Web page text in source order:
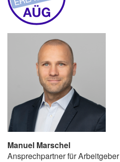
Manuel Marschel
Ansprechpartner für Arbeitgeber